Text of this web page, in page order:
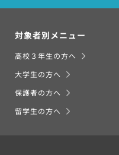
対象者別メニュー
高校３年生の方へ
大学生の方へ
保護者の方へ
留学生の方へ